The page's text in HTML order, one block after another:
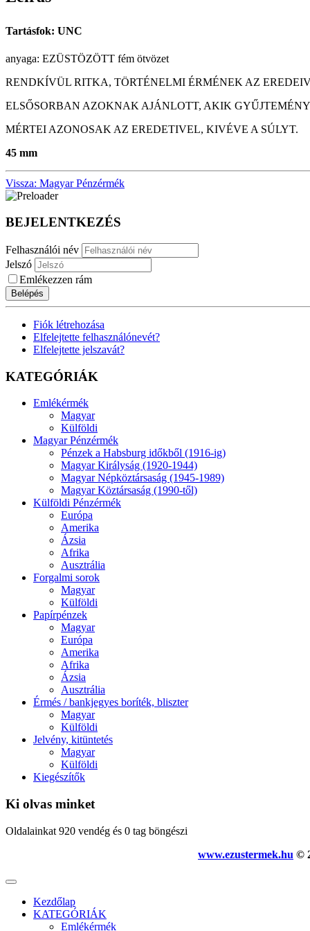
Tartásfok: UNC
anyaga: EZÜSTÖZÖTT fém ötvözet
RENDKÍVÜL RITKA, TÖRTÉNELMI ÉRMÉNEK AZ
ELSŐSORBAN AZOKNAK AJÁNLOTT, AKIK
MÉRTEI AZONOSAK AZ EREDETIVEL, KIVÉVE A SÚLYT.
45 mm
Vissza: Magyar Pénzérmék
BEJELENTKEZÉS
Felhasználói név
Jelszó
Emlékezzen rám
Belépés
Fiók létrehozása
Elfelejtette felhasználónevét?
Elfelejtette jelszavát?
KATEGÓRIÁK
Emlékérmék
Magyar
Külföldi
Magyar Pénzérmék
Pénzek a Habsburg időkből (1916-ig)
Magyar Királyság (1920-1944)
Magyar Népköztársaság (1945-1989)
Magyar Köztársaság (1990-től)
Külföldi Pénzérmék
Európa
Amerika
Ázsia
Afrika
Ausztrália
Forgalmi sorok
Magyar
Külföldi
Papírpénzek
Magyar
Európa
Amerika
Afrika
Ázsia
Ausztrália
Érmés / bankjegyes boríték, bliszter
Magyar
Külföldi
Jelvény, kitüntetés
Magyar
Külföldi
Kiegészítők
Ki olvas minket
Oldalainkat 920 vendég és 0 tag böngészi
www.ezustermek.hu ©
Kezdőlap
KATEGÓRIÁK
Emlékérmék